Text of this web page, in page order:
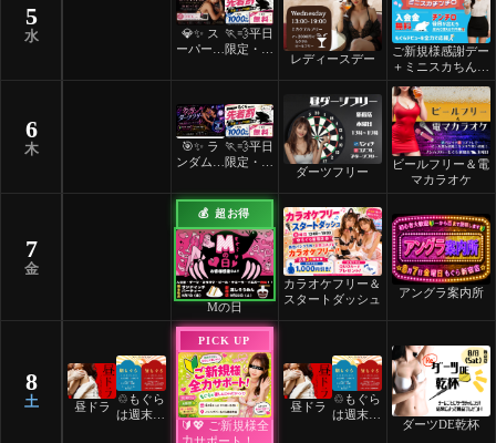
5
水
💎✨ ス
ーパーレ
デー ✨
🏃💨平日
限定・先
レディースデー
ご新規様感謝デー
＋ミニスカちんち
ろ
6
木
🎯✨ ラ
ンダムマ
ツフリー
✨🎯
🏃💨平日
限定・先
ダーツフリー
ビールフリー＆電
マカラオケ
7
金
💰 超お得
Mの日
カラオケフリー＆
スタートダッシュ
アングラ案内所
8
土 昼ドラ
♲もぐら
は週末祝
PICK UP
🔰💖 ご新規様全
昼ドラ
♲もぐら
は週末祝
ダーツDE乾杯